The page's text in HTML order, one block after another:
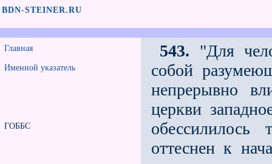
BDN-STEINER.RU
Главная
Именной указатель
ГОББС
543. "Для
собой
непрерывно
церкви
оттеснен к